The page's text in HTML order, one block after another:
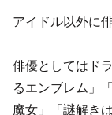
アイドル以外に
俳優としてはド
るエンブレム」
魔女」「謎解き